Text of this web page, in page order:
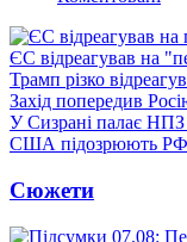
ЄС відреагував на
Трамп різко
Захід попередив
У Сизрані палає НПЗ
США підозрюють РФ
Сюжети